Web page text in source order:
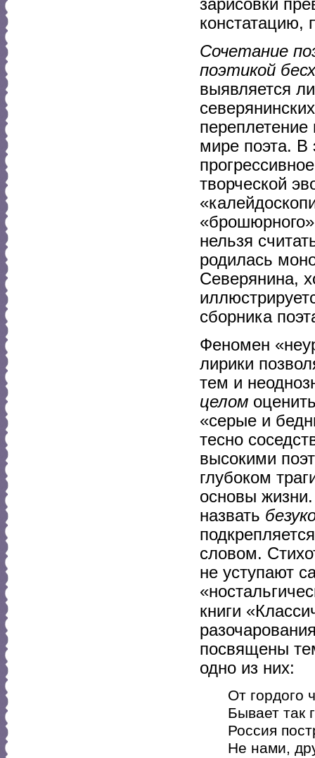
зарисовки
констатацию,
Сочетание
поэтикой
выявляется
переплетение
мире поэта. В
творческой
нельзя
родилась
Северянина,
сборника
Феномен
лирики
тем и
целом
«серые и
тесно
высокими
глубоком
основы
назвать
словом.
не уступают
книги
посвящены
одно из них:
От гордого
Бывает так
Россия
Не нами,